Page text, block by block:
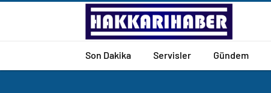
Son Dakika Servisler Gündem